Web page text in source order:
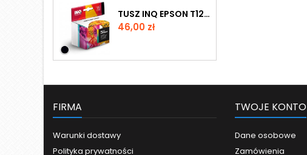
TUSZ INQ EPSON T1261 BLACK
Cena
46,00 zł
FIRMA
Warunki dostawy
Polityka prywatności
TWOJE KONTO
Dane osobowe
Zamówienia